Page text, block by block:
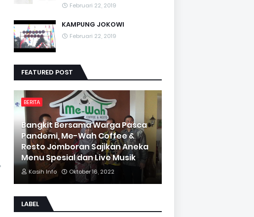
Februari 22, 2019
KAMPUNG JOKOWI
Februari 22, 2019
FEATURED POST
BERITA
Bangkit Bersama Warga Pasca
Pandemi, Me-Wah Coffee &
Resto Jomboran Sajikan Aneka
Menu Spesial dan Live Musik
Kasih Info Oktober 16, 2022
LABEL